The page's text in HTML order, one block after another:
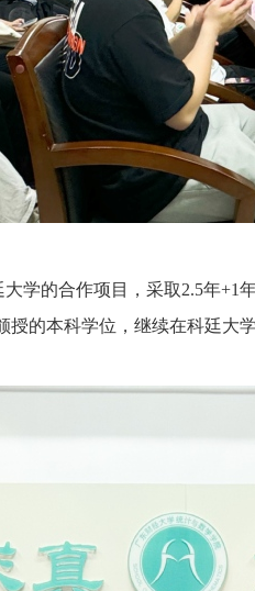
学的合作项目，采取2.5年+1
的本科学位，继续在科廷大